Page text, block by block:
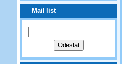
Mail list